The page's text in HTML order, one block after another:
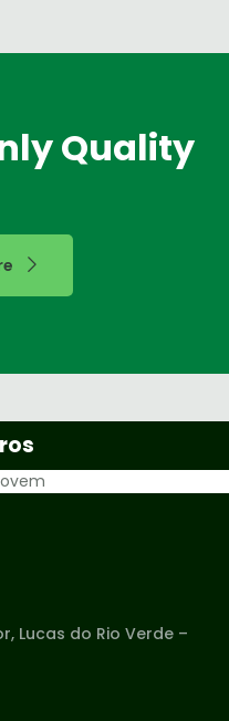
Quality
Lucas do Rio Verde –